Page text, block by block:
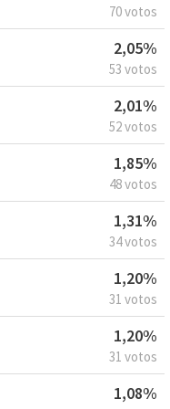
70 votos
2,05%
53 votos
2,01%
52 votos
1,85%
48 votos
1,31%
34 votos
1,20%
31 votos
1,20%
31 votos
1,08%